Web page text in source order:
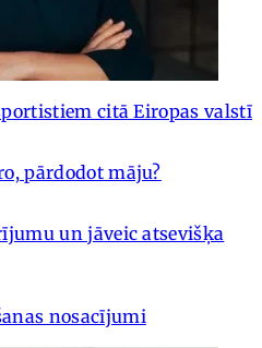
citā Eiropas valstī
pārdodot māju?
un jāveic atsevišķa
nosacījumi